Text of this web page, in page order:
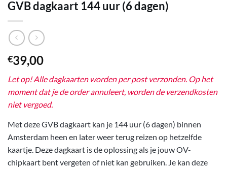
GVB dagkaart 144 uur (6 dagen)
€39,00
Let op! Alle dagkaarten worden per post verzonden. Op het
moment dat je de order annuleert, worden de verzendkosten
niet vergoed.
Met deze GVB dagkaart kan je 144 uur (6 dagen) binnen
Amsterdam heen en later weer terug reizen op hetzelfde
kaartje. Deze dagkaart is de oplossing als je jouw OV-
chipkaart bent vergeten of niet kan gebruiken. Je kan deze